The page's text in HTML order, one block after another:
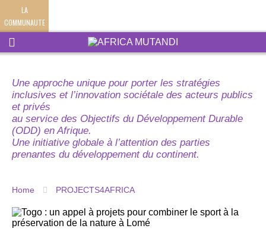
LA
COMMUNAUTE
Une approche unique pour porter les stratégies
inclusives et l’innovation sociétale des acteurs publics
et privés
au service des Objectifs du Développement Durable
(ODD) en Afrique.
Une initiative globale à l’attention des parties
prenantes du développement du continent.
Home PROJECTS4AFRICA